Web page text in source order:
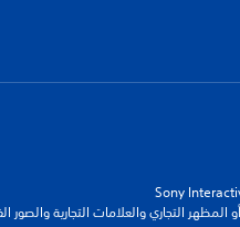
المظهر التجاري والعلامات التجارية